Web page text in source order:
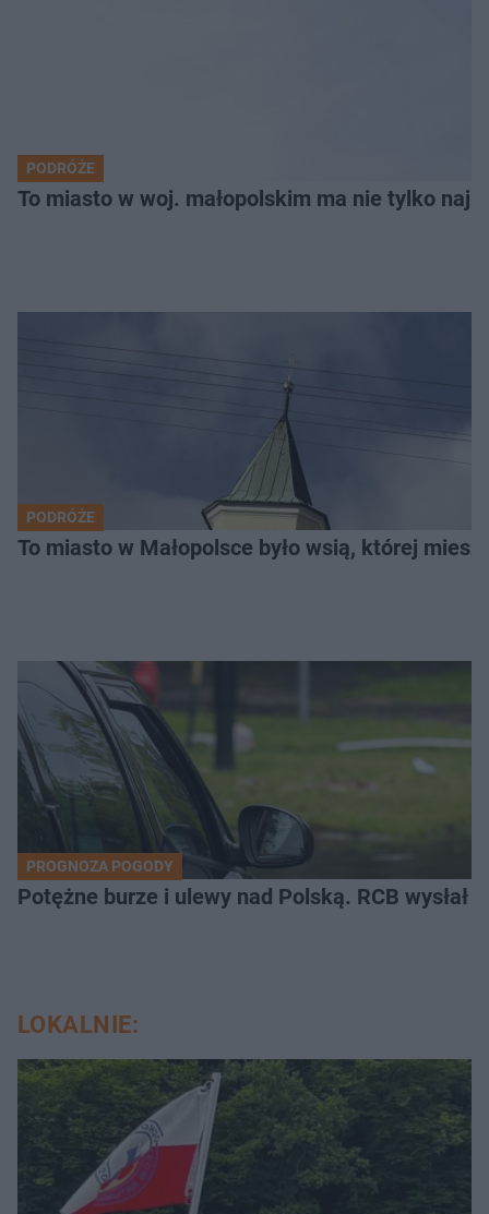
PODRÓŻE
To miasto w woj. małopolskim ma nie tylko
PODRÓŻE
To miasto w Małopolsce było wsią, której
PROGNOZA POGODY
Potężne burze i ulewy nad Polską. RCB
LOKALNIE: